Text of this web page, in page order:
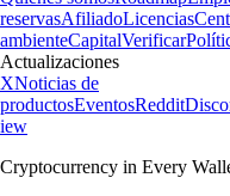
reservasAfiliadoLicencias
ambienteCapitalVerificar
Actualizaciones
XNoticias de
productosEventosReddit
iew
Cryptocurrency in Every